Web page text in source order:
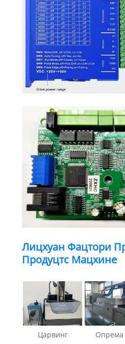
Лицхуан Фацтори
Продуцтс Мацхине
Царвинг
Опрема